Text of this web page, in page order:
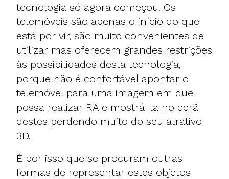
tecnologia só agora começou. Os
telemóveis são apenas o início do que
está por vir, são muito convenientes de
utilizar mas oferecem grandes restrições
às possibilidades desta tecnologia,
porque não é confortável apontar o
telemóvel para uma imagem em que
possa realizar RA e mostrá-la no ecrã
destes perdendo muito do seu atrativo
3D.
É por isso que se procuram outras
formas de representar estes objetos